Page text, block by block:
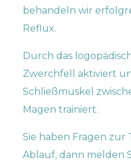
behandeln wir
Reflux.
Durch das
Zwerchfell aktiviert
Schließmuskel
Magen trainiert.
Sie haben Fragen zur
Ablauf, dann melden